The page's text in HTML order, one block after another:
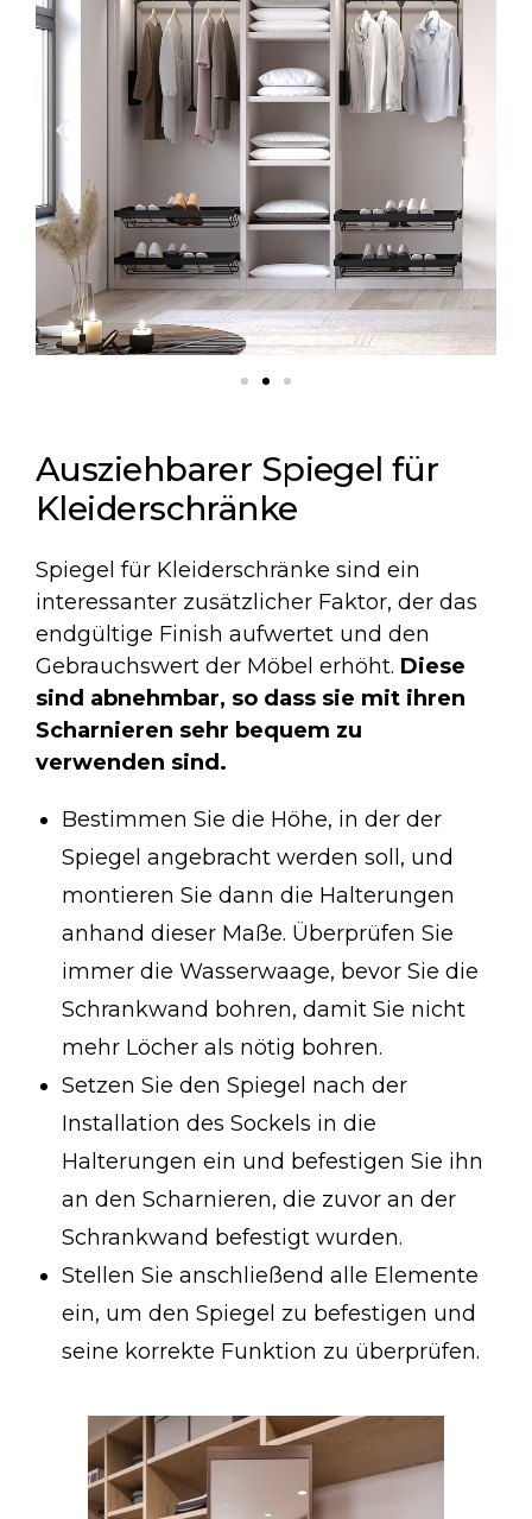
Ausziehbarer Spiegel für
Kleiderschränke
Spiegel für Kleiderschränke sind ein
interessanter zusätzlicher Faktor, der das
endgültige Finish aufwertet und den
Gebrauchswert der Möbel erhöht. Diese
sind abnehmbar, so dass sie mit ihren
Scharnieren sehr bequem zu
verwenden sind.
Bestimmen Sie die Höhe, in der der
Spiegel angebracht werden soll, und
montieren Sie dann die Halterungen
anhand dieser Maße. Überprüfen Sie
immer die Wasserwaage, bevor Sie die
Schrankwand bohren, damit Sie nicht
mehr Löcher als nötig bohren.
Setzen Sie den Spiegel nach der
Installation des Sockels in die
Halterungen ein und befestigen Sie ihn
an den Scharnieren, die zuvor an der
Schrankwand befestigt wurden.
Stellen Sie anschließend alle Elemente
ein, um den Spiegel zu befestigen und
seine korrekte Funktion zu überprüfen.